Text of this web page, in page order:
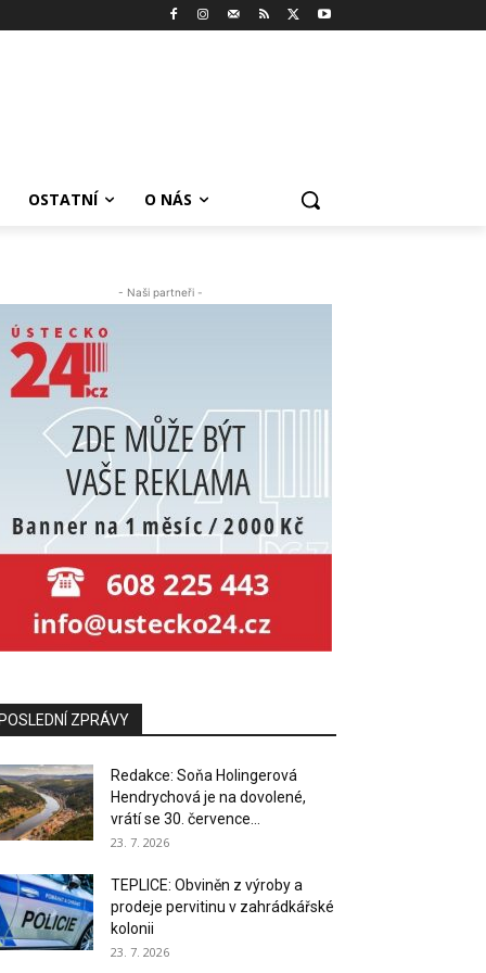
OSTATNÍ O NÁS
- Naši partneři -
POSLEDNÍ ZPRÁVY
Redakce: Soňa Holingerová
Hendrychová je na dovolené,
vrátí se 30. července...
23. 7. 2026
TEPLICE: Obviněn z výroby a
prodeje pervitinu v zahrádkářské
kolonii
23. 7. 2026
Vše 1. Ústecko
BigMat - Stavebniny B+D Litoměřice
BigMat - Stavebniny B+D Litoměřice
Biskupský pivovar
Centrum sociální pomoci Litoměřice
Chomutovsko